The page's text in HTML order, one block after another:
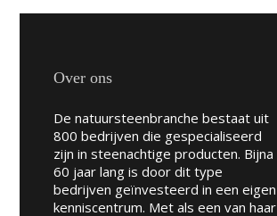
Over ons
De natuursteenbranche bestaat uit
800 bedrijven die gespecialiseerd
zijn in steenachtige producten. Bijna
60 jaar lang is door dit type
bedrijven geïnvesteerd in een eigen
kenniscentrum. Met als een van haar